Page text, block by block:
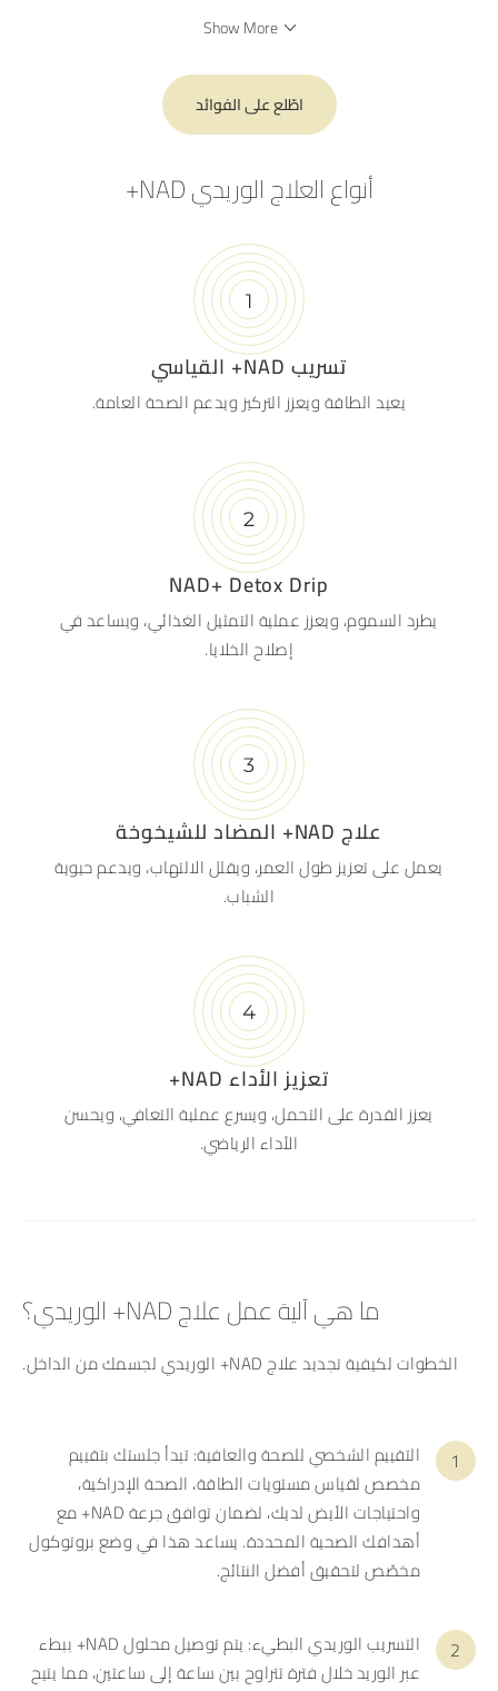
Show More
اطّلع على الفوائد
أنواع العلاج الوريدي NAD+
تسريب NAD+ القياسي
يعيد الطاقة ويعزز التركيز ويدعم الصحة العامة.
NAD+ Detox Drip
يطرد السموم، ويعزز عملية التمثيل الغذائي، ويساعد في
إصلاح الخلايا.
علاج NAD+ المضاد للشيخوخة
يعمل على تعزيز طول العمر، ويقلل الالتهاب، ويدعم حيوية
الشباب.
تعزيز الأداء NAD+
يعزز القدرة على التحمل، ويسرع عملية التعافي، ويحسن
الأداء الرياضي.
ما هي آلية عمل علاج NAD+ الوريدي؟
الخطوات لكيفية تجديد علاج NAD+ الوريدي لجسمك من الداخل.
التقييم الشخصي للصحة والعافية: تبدأ جلستك بتقييم
مخصص لقياس مستويات الطاقة، الصحة الإدراكية،
واحتياجات الأيض لديك، لضمان توافق جرعة NAD+ مع
أهدافك الصحية المحددة. يساعد هذا في وضع بروتوكول
مخصّص لتحقيق أفضل النتائج.
التسريب الوريدي البطيء: يتم توصيل محلول NAD+ ببطء
عبر الوريد خلال فترة تتراوح بين ساعة إلى ساعتين، مما يتيح